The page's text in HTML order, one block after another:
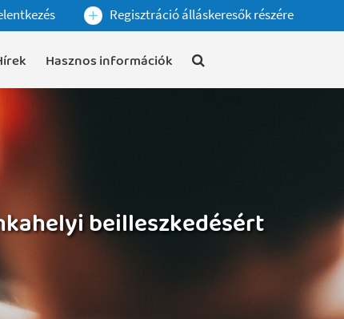
Regisztráció álláskeresők részére
Hasznos információk
beilleszkedésért